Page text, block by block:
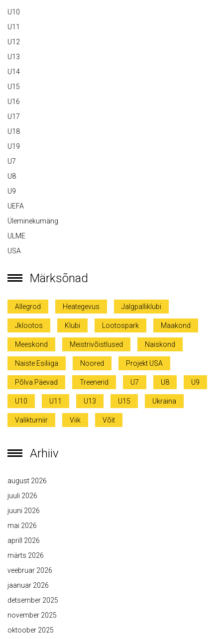
U10
U11
U12
U13
U14
U15
U16
U17
U18
U19
U7
U8
U9
UEFA
Üleminekumäng
ULME
USA
Märksõnad
Allegrod Heategevus Jalgpalliklubi
Jklootos Klubi Lootospark Maakond
Meeskond Meistrivõistlused Naiskond
Naiste Esiliiga Noored Projekt USA
Põlva Päevad Treenerid U7 U8 U9
U10 U11 U13 U15 Ukraina
Valikturniir Viik Võit
Arhiiv
august 2026
juuli 2026
juuni 2026
mai 2026
aprill 2026
märts 2026
veebruar 2026
jaanuar 2026
detsember 2025
november 2025
oktoober 2025